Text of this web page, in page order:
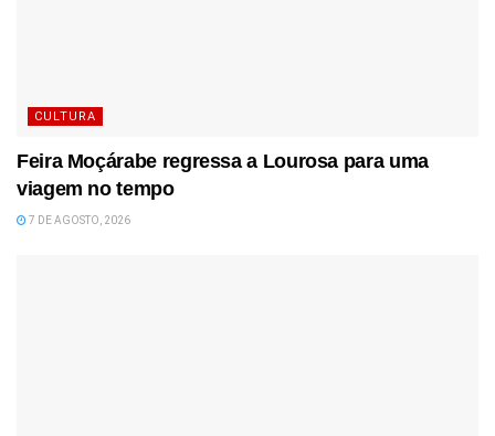
CULTURA
Feira Moçárabe regressa a Lourosa para uma
viagem no tempo
7 DE AGOSTO, 2026